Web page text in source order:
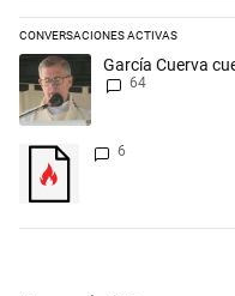
CONVERSACIONES ACTIVAS
Este listado muestra los
Un artículo de tendencia
García Cuerva
64
Un artículo de tendencia
6